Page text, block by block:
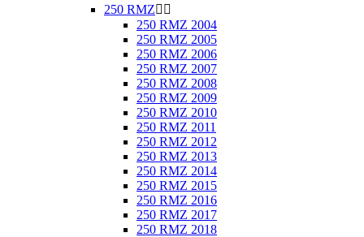
250 RMZ 
250 RMZ 2004
250 RMZ 2005
250 RMZ 2006
250 RMZ 2007
250 RMZ 2008
250 RMZ 2009
250 RMZ 2010
250 RMZ 2011
250 RMZ 2012
250 RMZ 2013
250 RMZ 2014
250 RMZ 2015
250 RMZ 2016
250 RMZ 2017
250 RMZ 2018